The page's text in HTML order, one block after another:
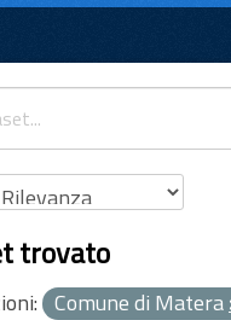
trovato
Comune di Matera